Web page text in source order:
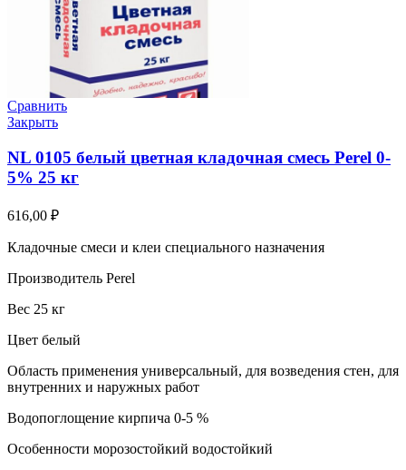
Сравнить
Закрыть
NL 0105 белый цветная кладочная смесь Perel 0-
5% 25 кг
616,00 ₽
Кладочные смеси и клеи специального назначения
Производитель Perel
Вес 25 кг
Цвет белый
Область применения универсальный, для возведения стен, для
внутренних и наружных работ
Водопоглощение кирпича 0-5 %
Особенности морозостойкий водостойкий